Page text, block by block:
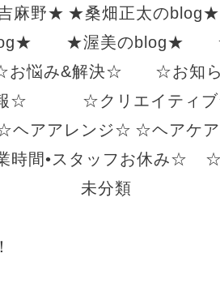
麻野★ ★桑畑正太のblog★
★渥美のblog★
お悩み&解決☆
☆お知
☆
☆クリエイティ
ヘアアレンジ☆ ☆ヘアケ
時間•スタッフお休み☆
☆
未分類